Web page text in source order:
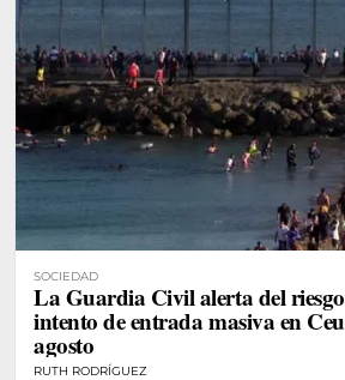
SOCIEDAD
La Guardia Civil alerta del
intento de entrada masiva en
agosto
RUTH RODRÍGUEZ